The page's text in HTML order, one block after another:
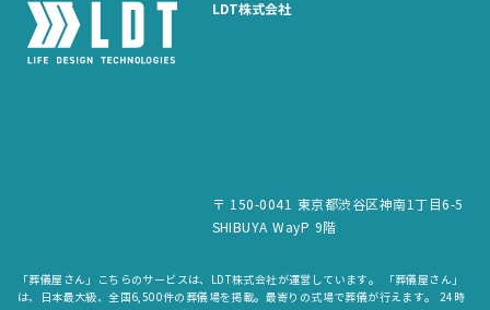
LDT株式会社
〒 150-0041 東京都渋谷区神南1丁目6-5
SHIBUYA WayP 9階
「葬儀屋さん」こちらのサービスは、LDT株式会社が運営しています。 「葬儀屋さん」
は、日本最大級、全国6,500件の葬儀場を掲載。最寄りの式場で葬儀が行えます。 24時